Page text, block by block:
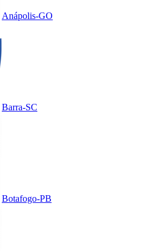
Anápolis-GO
Barra-SC
Botafogo-PB